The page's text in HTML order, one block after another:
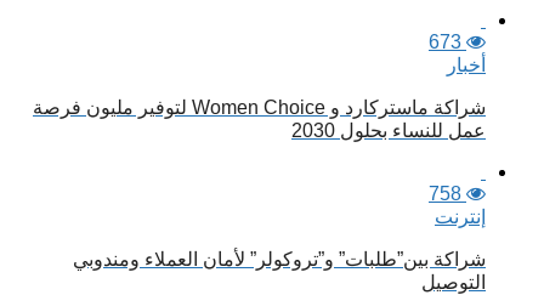
673
أخبار
شراكة ماستركارد و Women Choice لتوفير مليون فرصة
عمل للنساء بحلول 2030
758
إنترنت
شراكة بين”طلبات” و”تروكولر” لأمان العملاء ومندوبي
التوصيل